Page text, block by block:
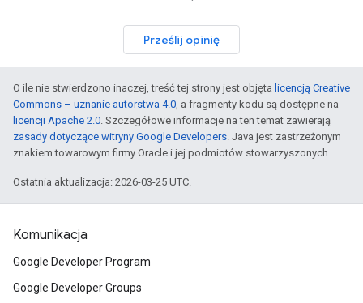
Prześlij opinię
O ile nie stwierdzono inaczej, treść tej strony jest objęta licencją Creative
Commons – uznanie autorstwa 4.0, a fragmenty kodu są dostępne na
licencji Apache 2.0. Szczegółowe informacje na ten temat zawierają
zasady dotyczące witryny Google Developers. Java jest zastrzeżonym
znakiem towarowym firmy Oracle i jej podmiotów stowarzyszonych.
Ostatnia aktualizacja: 2026-03-25 UTC.
Komunikacja
Google Developer Program
Google Developer Groups